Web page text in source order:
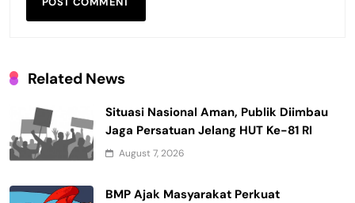
Related News
Situasi Nasional Aman, Publik Diimbau
Jaga Persatuan Jelang HUT Ke-81 RI
August 7, 2026
BMP Ajak Masyarakat Perkuat